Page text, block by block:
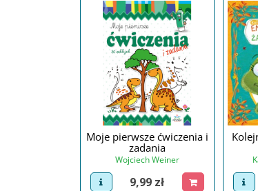
Moje pierwsze ćwiczenia i
zadania
Wojciech Weiner
view product
Cena
9,99 zł dodaj do koszyka